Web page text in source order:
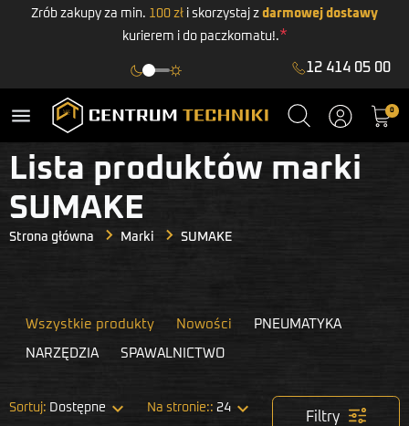
Zrób zakupy za min. 100 zł i skorzystaj z darmowej dostawy
kurierem i do paczkomatu!.*
12 414 05 00
menu 0
Lista produktów marki
SUMAKE
Strona główna Marki SUMAKE
Wszystkie produkty Nowości PNEUMATYKA
NARZĘDZIA SPAWALNICTWO
Sortuj: Dostępne  Na stronie:: 24  Filtry